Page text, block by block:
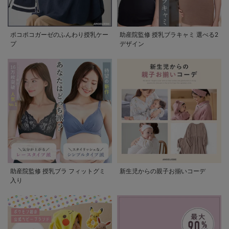
ポコポコガーゼのふんわり授乳ケー
プ
助産院監修 授乳ブラキャミ 選べる2
デザイン
助産院監修 授乳ブラ フィットグミ
入り
新生児からの親子お揃いコーデ